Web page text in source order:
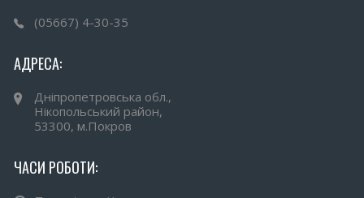
(05667) 4-30-35
АДРЕСА:
Дніпропетровська обл.,
Нікопольський район,
53300, м.Покров
ЧАСИ РОБОТИ: